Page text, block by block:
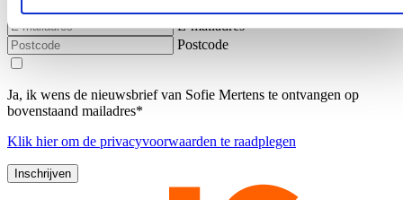
E-mailadres
Postcode
Ja, ik wens de nieuwsbrief van Sofie Mertens te ontvangen op
bovenstaand mailadres*
Klik hierom de privacyvoorwaarden te raadplegen